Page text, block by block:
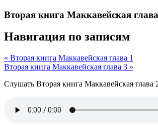
Вторая книга Маккавейская
Навигация по записям
« Вторая книга Маккавейская глава 1
Вторая книга Маккавейская глава 3 »
Слушать Вторая книга Маккавейская глава